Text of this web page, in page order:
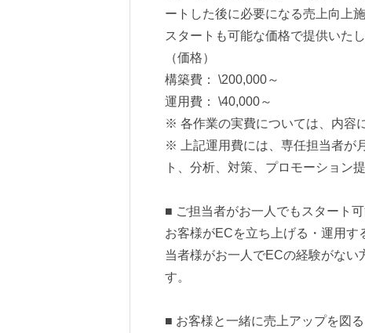
ートした後に必要になる売上向上
スタートも可能な価格で提供いたし
（価格）
構築費： \200,000～
運用費： \40,000～
※ 各作業の実費については、内容
※ 上記運用費には、専任担当者が
ト、分析、対策、プロモーション
■ ご担当者がお一人でもスタート
お客様がECを立ち上げる・運用す
当者様がお一人でECの経験がない
す。
■ お客様と一緒に売上アップを図る